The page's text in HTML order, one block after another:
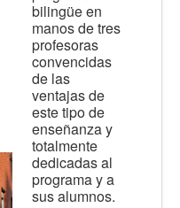
bilingüe en
manos de tres
profesoras
convencidas
de las
ventajas de
este tipo de
enseñanza y
totalmente
dedicadas al
programa y a
sus alumnos.